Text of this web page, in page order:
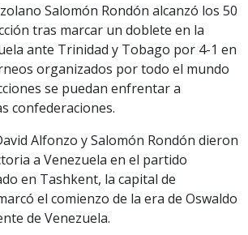
Salomón Rondón alcanzó los 50
tras marcar un doblete en la
ante Trinidad y Tobago por 4-1 en
organizados por todo el mundo
se puedan enfrentar a
confederaciones.
Alfonzo y Salomón Rondón dieron
a Venezuela en el partido
en Tashkent, la capital de
el comienzo de la era de Oswaldo
de Venezuela.